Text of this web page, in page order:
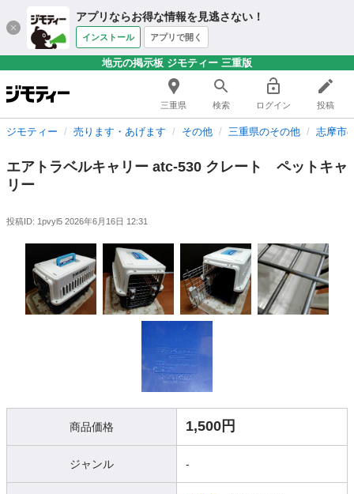
アプリならお得な情報を見逃さない！
インストール アプリで開く
地元の掲示板 ジモティー 三重版
三重県 検索 ログイン 投稿
ジモティー 売ります・あげます その他 三重県のその他 志摩市
エアトラベルキャリー atc-530 クレート ペットキャ
リー
投稿ID: 1pvyl5 2026年6月16日 12:31
商品価格 1,500円
ジャンル -